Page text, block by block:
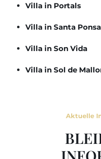
Villa in Portals
Villa in Santa Ponsa
Villa in Son Vida
Villa in Sol de
Aktuelle